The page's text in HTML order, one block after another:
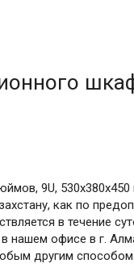
9U,
как по
в течение
нашем офисе в г.
другим способом.